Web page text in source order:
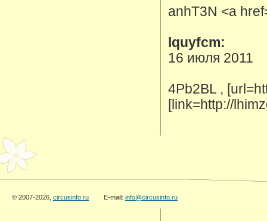
anhT3N <a
lquyfcm:
16 июля 2011
4Pb2BL ,
[link=http://
© 2007-2026, circusinfo.ru E-mail: info@circusinfo.ru